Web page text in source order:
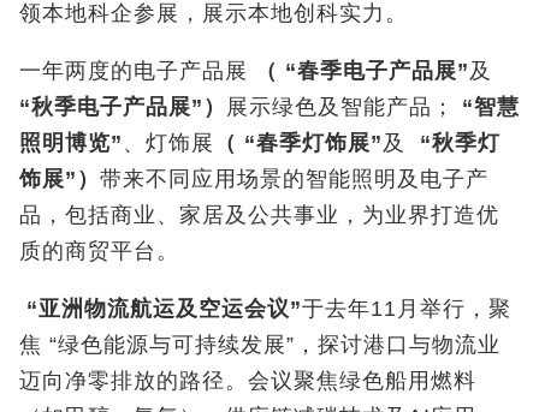
领本地科企参展，展示本地创科实力。
一年两度的电子产品展 （ “春季电子产品展”及
“秋季电子产品展” ） 展示绿色及智能产品； “智慧
照明博览” 、灯饰展 （ “春季灯饰展”及 “秋季灯
饰展” ） 带来不同应用场景的智能照明及电子产
品，包括商业、家居及公共事业，为业界打造优
质的商贸平台。
“亚洲物流航运及空运会议”于去年11月举行，聚
焦 “绿色能源与可持续发展”，探讨港口与物流业
迈向净零排放的路径。会议聚焦绿色船用燃料